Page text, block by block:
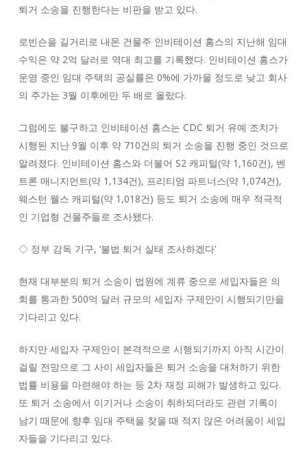
퇴거 소송을 진행한다는 비판을 받고 있다.
로빈슨을 길거리로 내몬 건물주 인비테이션 홈스의 지난해 임대
수익은 약 2억 달러로 역대 최고를 기록했다. 인비테이션 홈스가
운영 중인 임대 주택의 공실률은 0%에 가까울 정도로 낮고 회사
의 주가는 3월 이후에만 두 배로 올랐다.
그럼에도 불구하고 인비테이션 홈스는 CDC 퇴거 유예 조치가
시행된 지난 9월 이후 약 710건의 퇴거 소송을 진행 중인 것으로
알려졌다. 인비테이션 홈스와 더불어 S2 캐피털(약 1,160건), 벤
트론 매니지먼트(약 1,134건), 프리티엄 파트너스(약 1,074건),
웨스턴 웰스 캐피털(약 1,018건) 등도 퇴거 소송에 매우 적극적
인 기업형 건물주들로 조사됐다.
◇ 정부 감독 기구, ‘불법 퇴거 실태 조사하겠다’
현재 대부분의 퇴거 소송이 법원에 계류 중으로 세입자들은 의
회를 통과한 500억 달러 규모의 세입자 구제안이 시행되기만을
기다리고 있다.
하지만 세입자 구제안이 본격적으로 시행되기까지 아직 시간이
걸릴 전망으로 그 사이 세입자들은 퇴거 소송을 대처하기 위한
법률 비용을 마련해야 하는 등 2차 재정 피해가 발생하고 있다.
또 퇴거 소송에서 이기거나 소송이 취하되더라도 관련 기록이
남기 때문에 향후 임대 주택을 찾을 때 적지 않은 어려움이 세입
자들을 기다리고 있다.